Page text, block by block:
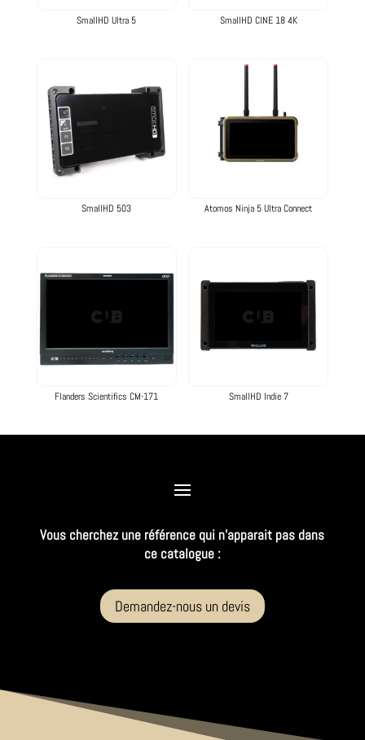
SmallHD Ultra 5 SmallHD CINE 18 4K
SmallHD 503 Atomos Ninja 5 Ultra Connect
Flanders Scientifics CM-171 SmallHD Indie 7
Vous cherchez une référence qui n’apparait pas dans
ce catalogue :
Demandez-nous un devis